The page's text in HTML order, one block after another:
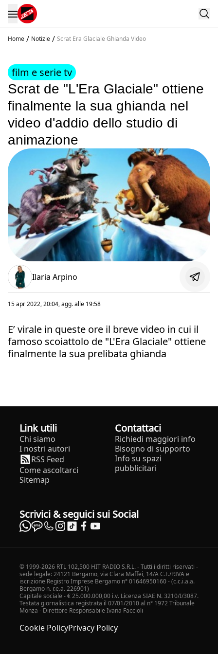
Home / Notizie / Scrat Era Glaciale Ghianda Video
film e serie tv
Scrat de "L'Era Glaciale" ottiene
finalmente la sua ghianda nel
video d'addio dello studio di
animazione
Ilaria Arpino
15 apr 2022, 20:04, agg. alle 19:58
E’ virale in queste ore il breve video in cui il
famoso scoiattolo de "L'Era Glaciale" ottiene
finalmente la sua prelibata ghianda
Link utili
Chi siamo
I nostri autori
RSS Feed
Come ascoltarci
Sitemap
Contattaci
Richiedi maggiori info
Bisogno di supporto
Info su spazi
pubblicitari
Scrivici & seguici sui Social
© 1999-2026 RTL 102,500 HIT RADIO S.R.L. - Tutti i diritti riservati -
sede legale: 24121 Bergamo, via Clara Maffei, 14/A C.F./P.IVA e
iscrizione Registro Imprese Bergamo n° 01646950160 - (c.c.i.a.a.
Bergamo n. r.e.a. 226901)
Capitale sociale - € 25.000.000,00 i.v. Licenza SIAE N. 3210/I/3087.
Testata giornalistica registrata il 07/01/2010 al n° 1972 Tribunale
Monza - Direttore Responsabile Ivana Faccioli
Cookie PolicyPrivacy Policy